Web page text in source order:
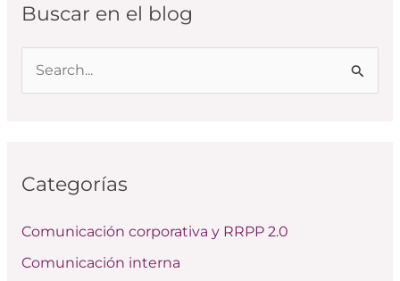
Buscar en el blog
a
p
o
Categorías
Comunicación corporativa y RRPP 2.0
Comunicación interna